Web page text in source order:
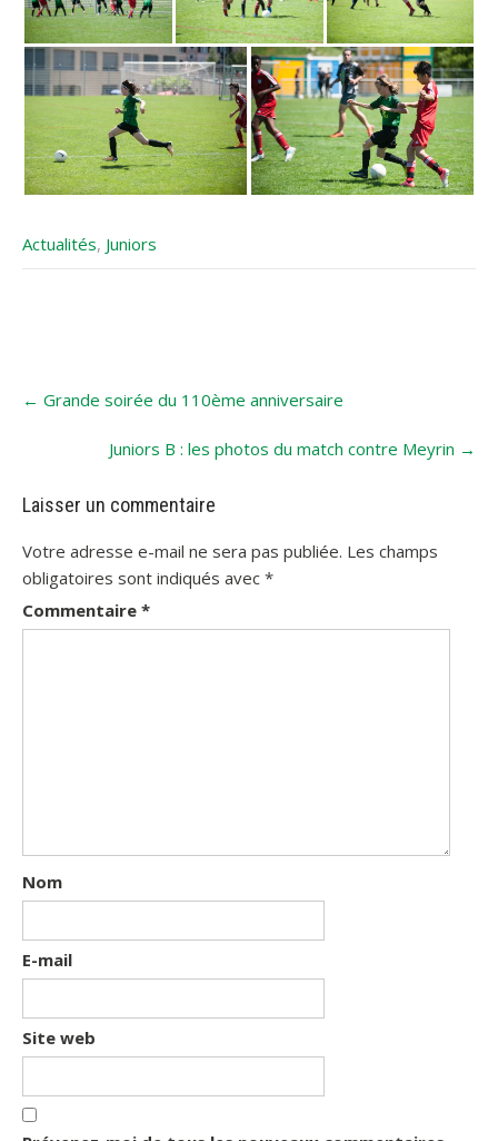
Actualités, Juniors
navigation
← Grande soirée du 110ème anniversaire
Juniors B : les photos du match contre Meyrin →
Laisser un commentaire
Votre adresse e-mail ne sera pas publiée. Les champs
obligatoires sont indiqués avec *
Commentaire *
Nom
E-mail
Site web